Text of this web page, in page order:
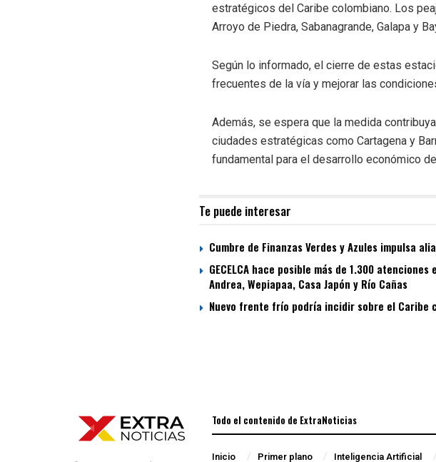
estratégicos del Caribe colombiano. Los
Arroyo de Piedra, Sabanagrande, Galapa y
Según lo informado, el cierre de estas
frecuentes de la vía y mejorar las
Además, se espera que la medida
ciudades estratégicas como Cartagena y
fundamental para el desarrollo económico
Te puede interesar
Cumbre de Finanzas Verdes y Azules impulsa
GECELCA hace posible más de 1.300
Andrea, Wepiapaa, Casa Japón y Río Cañas
Nuevo frente frío podría incidir sobre el Caribe
Todo el contenido de ExtraNoticias
Inicio Primer plano Inteligencia Artificial